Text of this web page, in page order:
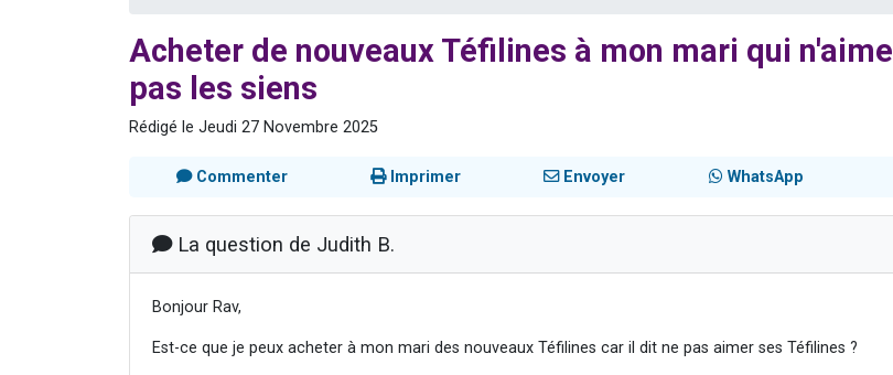
Acheter de nouveaux Téfilines à mon mari qui n'aime
pas les siens
Rédigé le Jeudi 27 Novembre 2025
Commenter Imprimer Envoyer WhatsApp
La question de Judith B.
Bonjour Rav,
Est-ce que je peux acheter à mon mari des nouveaux Téfilines car il dit ne pas aimer ses Téfilines ?